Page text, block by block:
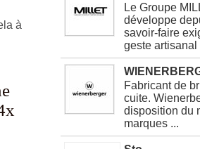
à
Le Groupe
développe
savoir-faire
geste artisanal
Fabricant de
cuite.
disposition du
marques ...